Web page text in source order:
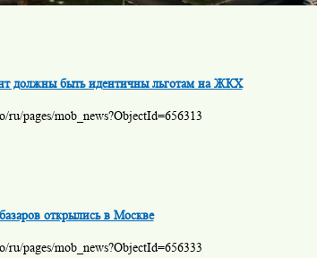
должны быть идентичны льготам на ЖКХ
pages/mob_news?ObjectId=656313
открылись в Москве
pages/mob_news?ObjectId=656333